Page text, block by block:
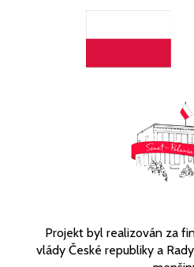
Projekt byl realizován za
vlády České republiky a